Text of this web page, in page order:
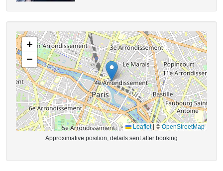
+
−
Leaflet ©OpenStreetMap
Approximative position, details sent after booking